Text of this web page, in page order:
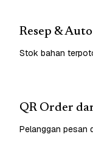
Resep &
Stok bahan
QR Order
Pelanggan pesan